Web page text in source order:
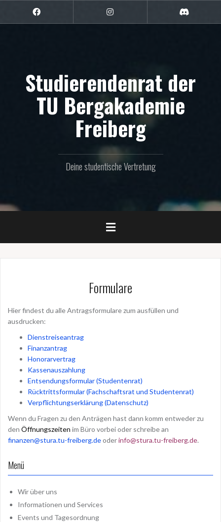
springen
Facebook
Studierendenrat der
TU Bergakademie
Freiberg
Deine studentische Vertretung
Formulare
Hier findest du alle Antragsformulare zum ausfüllen und
ausdrucken:
Dienstreiseantrag
Finanzantrag
Honorarvertrag
Kassenauszahlung
Entsendungsformular (Studentenrat)
Rücktrittsformular (Fachschaftsrat und Studentenrat)
Verpflichtungserklärung (Datenschutz)
Wenn du Fragen zu den Anträgen hast dann komm entweder zu
den Öffnungszeiten im Büro vorbei oder schreibe an
finanzen@stura.tu-freiberg.deoderinfo@stura.tu-freiberg.de.
Menü
Wir über uns
Informationen und Services
Events und Tagesordnung